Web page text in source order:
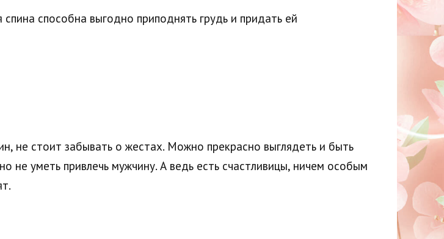
способна выгодно приподнять грудь и придать ей
не стоит забывать о жестах. Можно прекрасно выглядеть и быть
уметь привлечь мужчину. А ведь есть счастливицы, ничем особым